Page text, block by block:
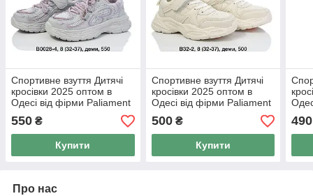
Спортивне взуття Дитячі
кросівки 2025 оптом в
Одесі від фірми Paliament
(32-37)
550 ₴
Купити
Спортивне взуття Дитячі
кросівки 2025 оптом в
Одесі від фірми Paliament
(32-37)
500₴
Купити
(32-
490
Про нас